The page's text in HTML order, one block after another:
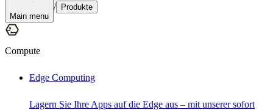
Main menu
/ Produkte
Compute
Edge Computing
Lagern Sie Ihre Apps auf die Edge aus – mit unserer sofort